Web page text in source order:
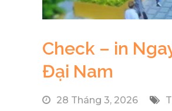
Check – in
Đại Nam
28 Tháng 3, 2026